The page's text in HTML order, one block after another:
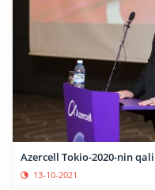
Azercell Tokio-2020-nin
13-10-2021